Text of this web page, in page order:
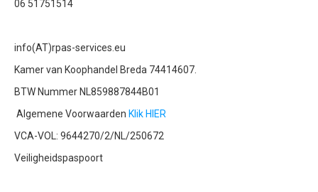
Luchthaven inspecties
Tank inspectie
Industriële inspectie
Inspectie infrastructuur
Inspectie windmolens
06 51751514
info(AT)rpas-services.eu
Kamer van Koophandel Breda 74414607.
BTW Nummer NL859887844B01
Algemene Voorwaarden Klik HIER
VCA-VOL: 9644270/2/NL/250672
Veiligheidspaspoort